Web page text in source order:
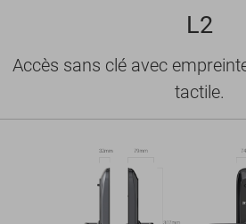
L2
Accès sans clé avec
tactile.